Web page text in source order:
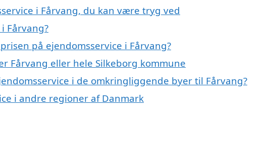
i Fårvang, du kan være tryg ved
Fårvang?
på ejendomsservice i Fårvang?
Fårvang eller hele Silkeborg kommune
i de omkringliggende byer til Fårvang?
i andre regioner af Danmark